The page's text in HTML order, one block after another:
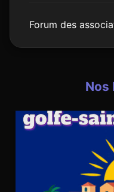
Forum des
Nos